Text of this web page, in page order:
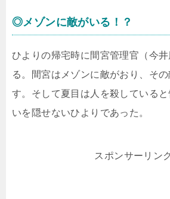
◎メゾンに敵がいる！？
ひよりの帰宅時に間宮管理官（今井
る。間宮はメゾンに敵がおり、そ
す。そして夏目は人を殺している
いを隠せないひよりであった。
スポンサーリンク